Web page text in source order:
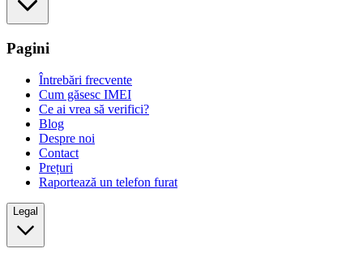
Pagini
Întrebări frecvente
Cum găsesc IMEI
Ce ai vrea să verifici?
Blog
Despre noi
Contact
Prețuri
Raportează un telefon furat
Legal